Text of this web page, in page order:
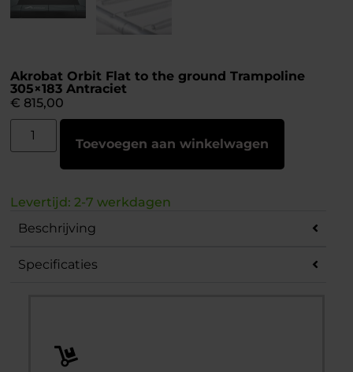
Akrobat Orbit Flat to the ground Trampoline
305×183 Antraciet
€ 815,00
Toevoegen aan winkelwagen
Levertijd: 2-7 werkdagen
Beschrijving
Specificaties